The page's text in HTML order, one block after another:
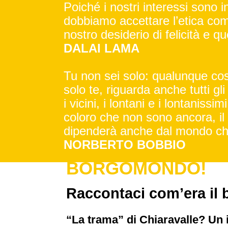
Poiché i nostri interessi sono
dobbiamo accettare l’etica
nostro desiderio di felicità e
DALAI LAMA
Tu non sei solo: qualunque
solo te, riguarda anche tutti
i vicini, i lontani e i
coloro che non sono ancora,
dipenderà anche dal mondo
NORBERTO BOBBIO
BORGOMONDO!
Raccontaci com’era il
“La trama” di Chiaravalle?